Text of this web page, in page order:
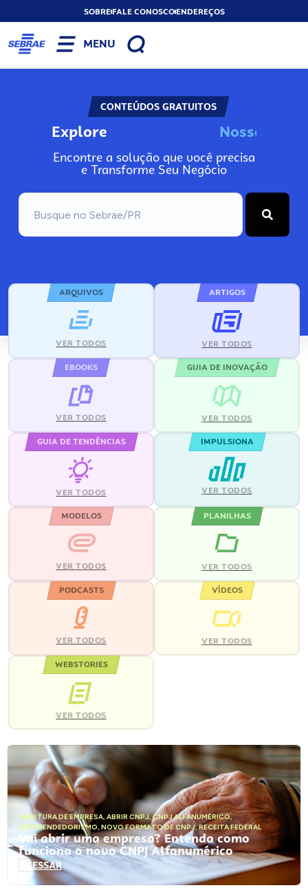
SOBREFALE CONOSCOENDEREÇOS
MENU
CONTEÚDOS GRATUITOS
Explore Nosso
Encontre a solução que você precisa
e Transforme Seu Negócio
ARQUIVOS
VER TODOS
ARTIGOS
VER TODOS
EBOOKS
VER TODOS
GUIA DE INOVAÇÃO
VER TODOS
GUIA DE TENDÊNCIAS
VER TODOS
IMPULSIONA
VER TODOS
MODELOS
VER TODOS
PLANILHAS
VER TODOS
PODCASTS
VER TODOS
VÍDEOS
VER TODOS
WEBSTORIES
VER TODOS
ABERTURA DE EMPRESA, ABRIR CNPJ,CNPJ ALFANUMÉRICO,
EMPREENDEDORISMO, NOVO FORMATO DE CNPJ,RECEITA FEDERAL
Vai abrir uma empresa? Entenda como
funciona o novo CNPJ Alfanumérico
ACESSAR